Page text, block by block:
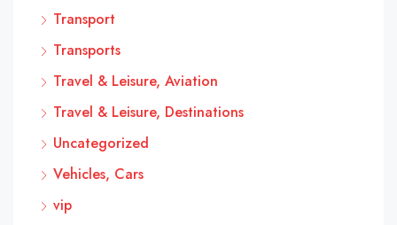
Transport
Transports
Travel & Leisure, Aviation
Travel & Leisure, Destinations
Uncategorized
Vehicles, Cars
vip